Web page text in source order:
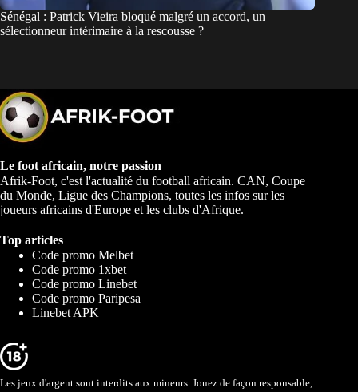
Sénégal : Patrick Vieira bloqué malgré un accord, un
sélectionneur intérimaire à la rescousse ?
Le foot africain, notre passion
Afrik-Foot, c'est l'actualité du football africain. CAN, Coupe
du Monde, Ligue des Champions, toutes les infos sur les
joueurs africains d'Europe et les clubs d'Afrique.
Top articles
Code promo Melbet
Code promo 1xbet
Code promo Linebet
Code promo Paripesa
Linebet APK
Les jeux d'argent sont interdits aux mineurs. Jouez de façon responsable,